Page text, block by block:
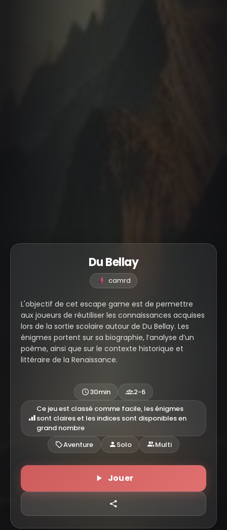
Du Bellay
camrd
L'objectif de cet escape game est de permettre
aux joueurs de réutiliser les connaissances acquises
lors de la sortie scolaire autour de Du Bellay. Les
énigmes portent sur sa biographie, l’analyse d’un
poème, ainsi que sur le contexte historique et
littéraire de la Renaissance.
30min
2-6
Ce jeu est classé comme facile, les énigmes
sont claires et les indices sont disponibles en
grand nombre
Aventure
Solo Multi
Jouer